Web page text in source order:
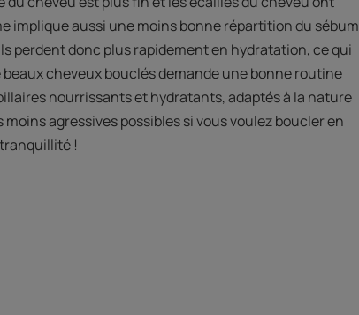
implique aussi une moins bonne répartition du sébum
perdent donc plus rapidement en hydratation, ce qui
cheveux bouclés demande une bonne routine
nourrissants et hydratants, adaptés à la nature
agressives possibles si vous voulez boucler en
!